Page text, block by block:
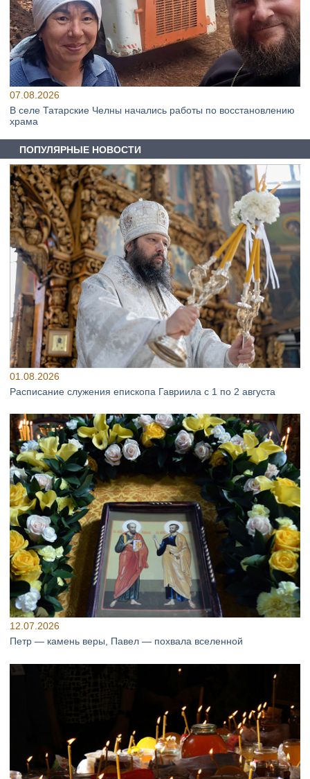
07.08.2026
В селе Татарские Челны начались работы по восстановлению
храма
ПОПУЛЯРНЫЕ НОВОСТИ
01.08.2026
Расписание служения епископа Гавриила с 1 по 2 августа
12.07.2026
Петр — камень веры, Павел — похвала вселенной